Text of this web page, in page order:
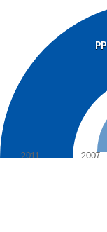
PP
2011 2007